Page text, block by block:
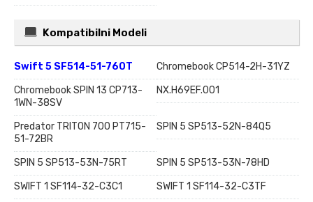
Kompatibilni Modeli
Swift 5 SF514-51-760T
Chromebook CP514-2H-31YZ
Chromebook SPIN 13 CP713-
1WN-38SV
NX.H69EF.001
Predator TRITON 700 PT715-
51-72BR
SPIN 5 SP513-52N-84Q5
SPIN 5 SP513-53N-75RT
SPIN 5 SP513-53N-78HD
SWIFT 1 SF114-32-C3C1
SWIFT 1 SF114-32-C3TF